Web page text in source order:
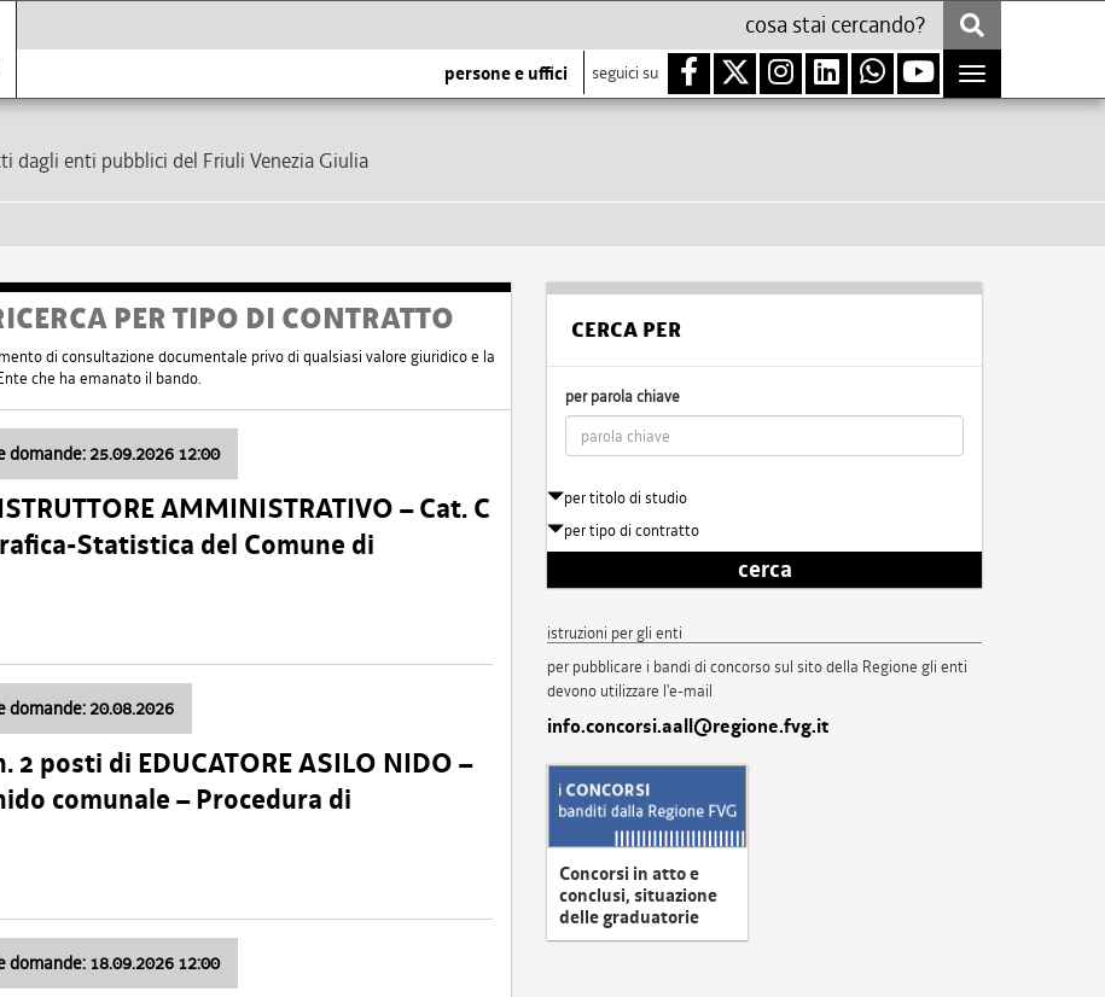
persone e uffici seguici su
Toggle
navigation
dagli enti pubblici del Friuli Venezia Giulia
PER TIPO DI CONTRATTO
di consultazione documentale privo di qualsiasi valore giuridico e la
che ha emanato il bando.
domande: 25.09.2026 12:00
AMMINISTRATIVO – Cat. C
Statistica del Comune di
domande: 20.08.2026
posti di EDUCATORE ASILO NIDO –
comunale – Procedura di
domande: 18.09.2026 12:00
CERCA PER
per parola chiave
per titolo di studio
per tipo di contratto
cerca
istruzioni per gli enti
per pubblicare i bandi di concorso sul sito della Regione gli enti
devono utilizzare l'e-mail
info.concorsi.aall@regione.fvg.it
Concorsi in atto e
conclusi, situazione
delle graduatorie